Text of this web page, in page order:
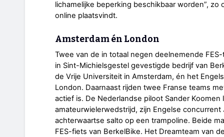
lichamelijke beperking beschikbaar worden”,
online plaatsvindt.
Amsterdam én London
Twee van de in totaal negen deelnemende
in Sint-Michielsgestel gevestigde bedrijf van
de Vrije Universiteit in Amsterdam, én het
London. Daarnaast rijden twee Franse teams
actief is. De Nederlandse piloot Sander
amateurwielerwedstrijd, zijn Engelse
achterwaartse salto op een trampoline. Beide
FES-fiets van BerkelBike. Het Dreamteam van